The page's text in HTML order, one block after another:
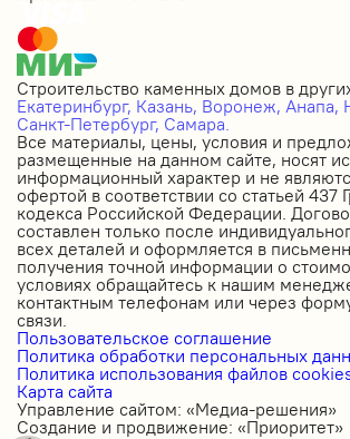
Строительство каменных домов в
Екатеринбург, Казань, Воронеж, Анапа,
Санкт-Петербург, Самара.
Все материалы, цены, условия и
размещенные на данном сайте, носят
информационный характер и не
офертой в соответствии со статьей 437
кодекса Российской Федерации.
составлен только после
всех деталей и оформляется в
получения точной информации о
условиях обращайтесь к нашим
контактным телефонам или через
связи.
Пользовательское соглашение
Политика обработки персональных
Политика использования файлов
Карта сайта
Управление сайтом: «Медиа-решения»
Создание и продвижение: «Приоритет»